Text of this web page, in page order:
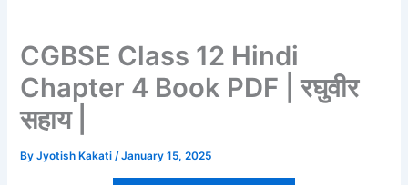
CGBSE Class 12 Hindi
Chapter 4 Book PDF | रघुवीर
सहाय |
ByJyotish Kakati/January 15, 2025